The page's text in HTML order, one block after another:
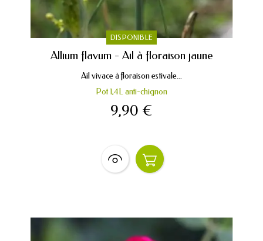
DISPONIBLE
Allium flavum - Ail à floraison jaune
Ail vivace à floraison estivale...
Pot 1,4L anti-chignon
9,90 €